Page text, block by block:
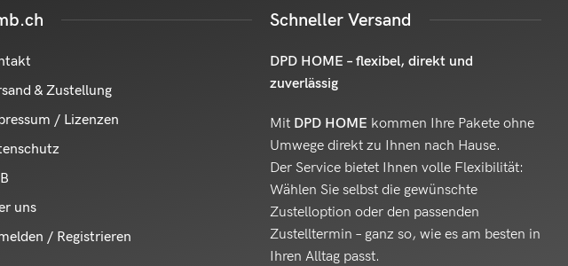
& Zustellung
/ Lizenzen
uns
/ Registrieren
Schneller Versand
DPD HOME – flexibel, direkt und
zuverlässig
Mit DPD HOME kommen Ihre Pakete ohne
Umwege direkt zu Ihnen nach Hause.
Der Service bietet Ihnen volle Flexibilität:
Wählen Sie selbst die gewünschte
Zustelloption oder den passenden
Zustelltermin – ganz so, wie es am besten in
Ihren Alltag passt.